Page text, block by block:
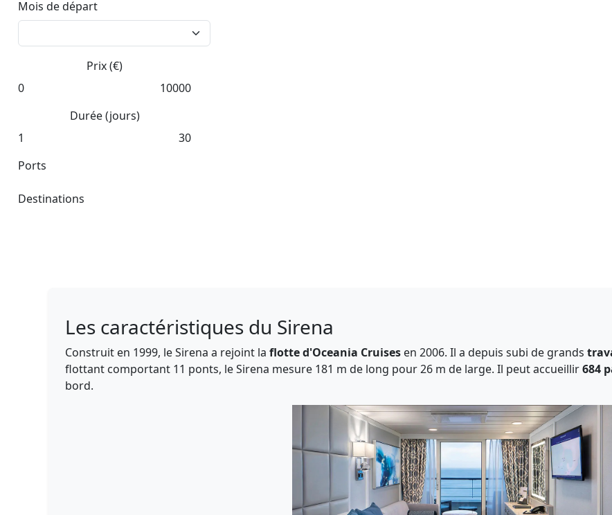
Mois de départ
Prix (€)
0
10000
Durée (jours)
1
30
Ports
Destinations
Les caractéristiques du Sirena
Construit en 1999, le Sirena a rejoint laflotte d'Oceania Cruises en 2006. Il a depuis subi de grands
flottant comportant 11 ponts, le Sirena mesure 181 m de long pour 26 m de large. Il peut accueillir684
bord.